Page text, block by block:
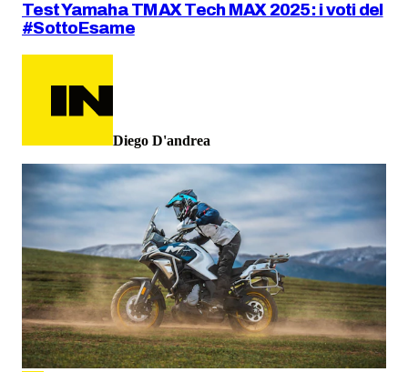
Test Yamaha TMAX Tech MAX 2025: i voti del
#SottoEsame
Diego D'andrea